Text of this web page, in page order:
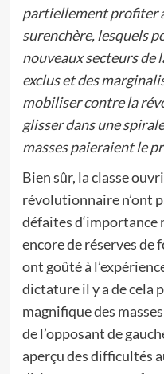
partiellement profiter
surenchère, lesquels
nouveaux secteurs de
exclus et des
mobiliser contre la
glisser dans une
masses paieraient le
Bien sûr, la classe
révolutionnaire n’ont
défaites d‘importance
encore de réserves de
ont goûté à
dictature il y a de cela
magnifique des
de l’opposant de
aperçu des difficultés